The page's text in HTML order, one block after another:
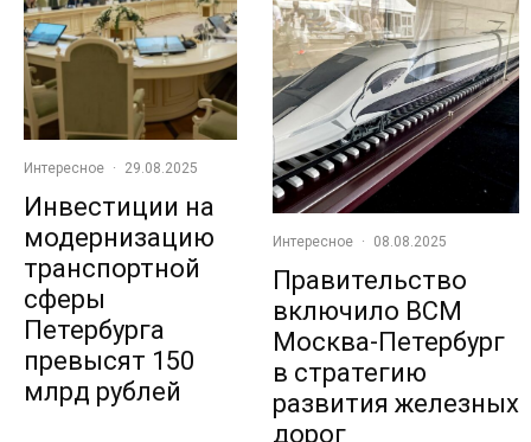
Интересное · 29.08.2025
Инвестиции на
модернизацию
транспортной
сферы
Петербурга
превысят 150
млрд рублей
Интересное · 08.08.2025
Правительство
включило ВСМ
Москва-Петербург
в стратегию
развития железных
дорог